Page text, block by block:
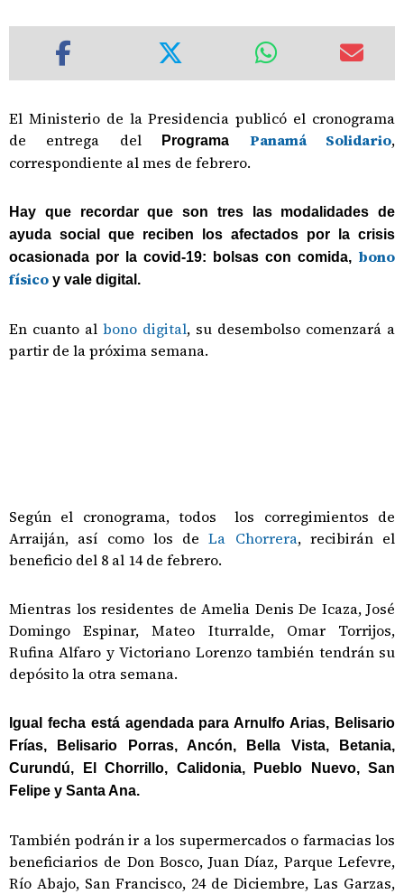
El Ministerio de la Presidencia publicó el cronograma
de entrega del
Programa Panamá Solidario,
correspondiente al mes de febrero.
Hay que recordar que son tres las modalidades de
ayuda social que reciben los afectados por la crisis
ocasionada por la covid-19: bolsas con comida, bono
físico y vale digital.
En cuanto al bono digital, su desembolso comenzará a
partir de la próxima semana.
Según el cronograma, todos los corregimientos de
Arraiján, así como los deLa Chorrera, recibirán el
beneficio del 8 al 14 de febrero.
Mientras los residentes de Amelia Denis De Icaza, José
Domingo Espinar, Mateo Iturralde, Omar Torrijos,
Rufina Alfaro y Victoriano Lorenzo también tendrán su
depósito la otra semana.
Igual fecha está agendada para Arnulfo Arias, Belisario
Frías, Belisario Porras, Ancón, Bella Vista, Betania,
Curundú, El Chorrillo, Calidonia, Pueblo Nuevo, San
Felipe y Santa Ana.
También podrán ir a los supermercados o farmacias los
beneficiarios de Don Bosco, Juan Díaz, Parque Lefevre,
Río Abajo, San Francisco, 24 de Diciembre, Las Garzas,